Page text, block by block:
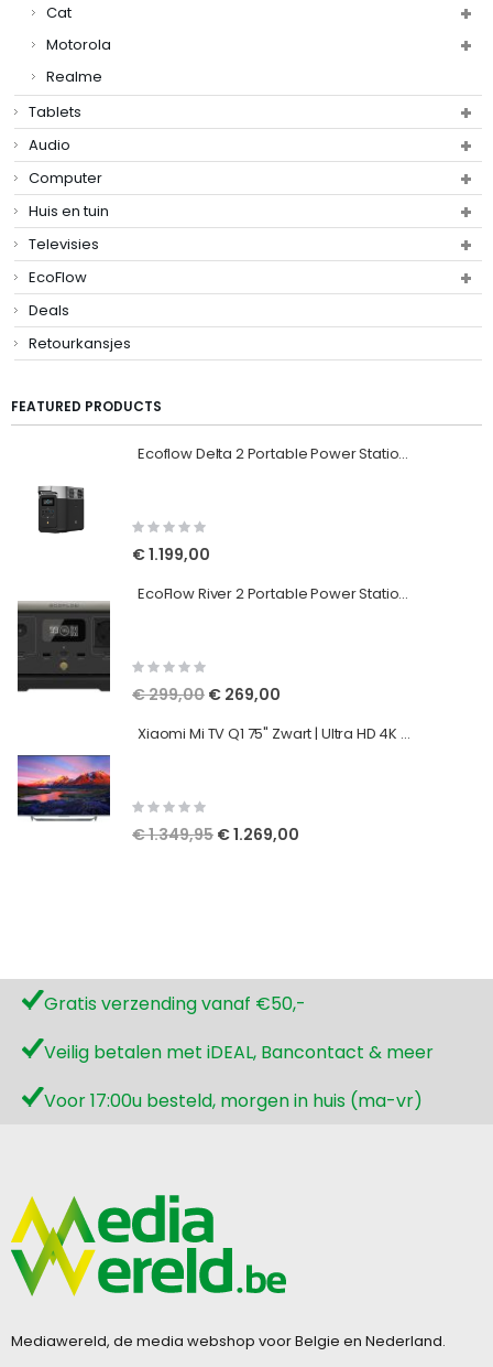
Cat
Motorola
Realme
Tablets
Audio
Computer
Huis en tuin
Televisies
EcoFlow
Deals
Retourkansjes
FEATURED PRODUCTS
Ecoflow Delta 2 Portable Power Station - Powerbank 1024 Wh - EU Uitvoering
Rating:
0%
€ 1.199,00
EcoFlow River 2 Portable Power Station - Powerbank - EU Uitvoering
Rating:
0%
€ 299,00 Speciale
prijs
€ 269,00
Xiaomi Mi TV Q1 75" Zwart | Ultra HD 4K Smart TV met Android 10
Rating:
0%
€ 1.349,95 Speciale
prijs
€ 1.269,00
Gratis verzending vanaf €50,-
Veilig betalen met iDEAL, Bancontact & meer
Voor 17:00u besteld, morgen in huis (ma-vr)
Mediawereld, de media webshop voor Belgie en Nederland.